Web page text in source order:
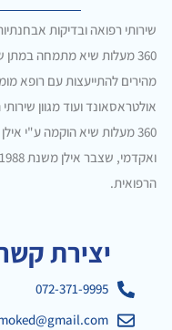
שירותי רפואה ובדיקות
360 מעלות שיא מתמחה במתן
אולטראסאונד ועוד מגוון
360 מעלות שיא הוקמה ע"י
הרפואית.
יצירת
072-371-9995